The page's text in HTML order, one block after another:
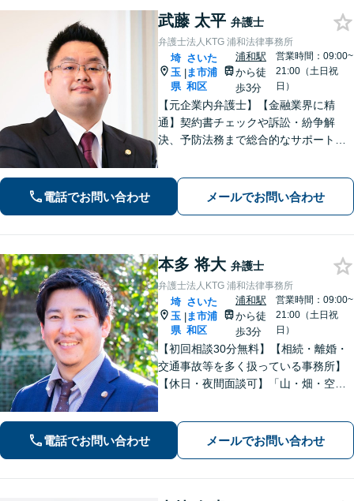
武藤 太平 弁護士
弁護士法人KTG 浦和法律事務所
埼
玉
県
|
さいた
ま市浦
和区
浦和駅
から徒
歩3分
営業時間：09:00~
21:00（土日祝
日）
【元企業内弁護士】【金融業界に精
通】契約書チェックや訴訟・紛争解
決、予防法務まで総合的なサポートが
電話でお問い合わせ メールでお問い合わせ
本多 将大 弁護士
弁護士法人KTG 浦和法律事務所
埼
玉
県
|
さいた
ま市浦
和区
浦和駅
から徒
歩3分
営業時間：09:00~
21:00（土日祝
日）
【初回相談30分無料】【相続・離婚・
交通事故等を多く扱っている事務所】
【休日・夜間面談可】「山・畑・空き
電話でお問い合わせ メールでお問い合わせ